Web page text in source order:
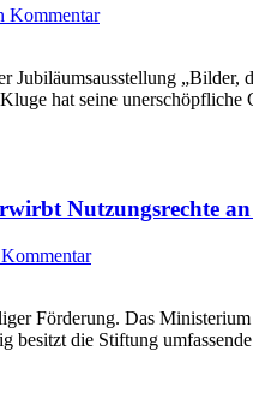
Kommentar
Jubiläumsausstellung
hat seine
Nutzungsrechte
Förderung. Das
besitzt die Stiftung